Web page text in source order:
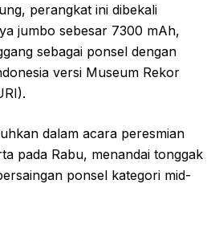
perangkat ini dibekali
jumbo sebesar 7300 mAh,
sebagai ponsel dengan
versi Museum Rekor
dalam acara peresmian
pada Rabu, menandai tonggak
ponsel kategori mid-